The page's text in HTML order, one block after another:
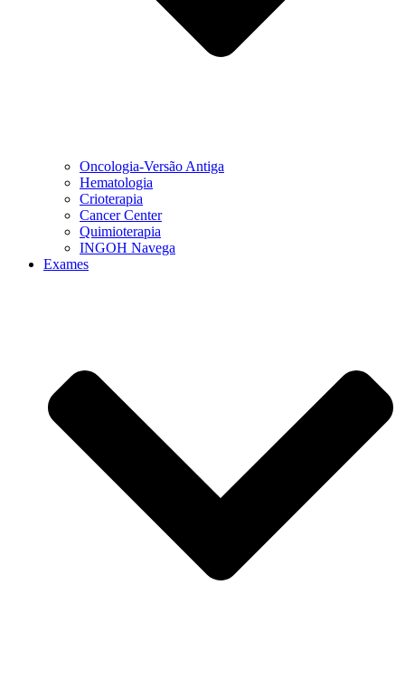
Oncologia-Versão Antiga
Hematologia
Crioterapia
Cancer Center
Quimioterapia
INGOH Navega
Exames